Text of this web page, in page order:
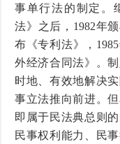
事单行法的制定。
法》之后，1982年
布《专利法》，
外经济合同法》。
时地、有效地解决
事立法推向前进。
即属于民法典总则
民事权利能力、民